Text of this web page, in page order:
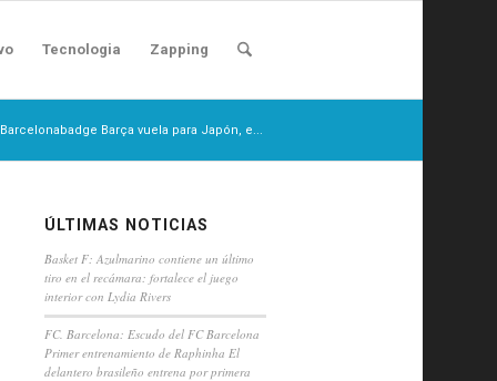
Tecnologia Zapping
Barça vuela para Japón, e...
ÚLTIMAS NOTICIAS
Basket F: Azulmarino contiene un último
tiro en el recámara: fortalece el juego
interior con Lydia Rivers
FC. Barcelona: Escudo del FC Barcelona
Primer entrenamiento de Raphinha El
delantero brasileño entrena por primera